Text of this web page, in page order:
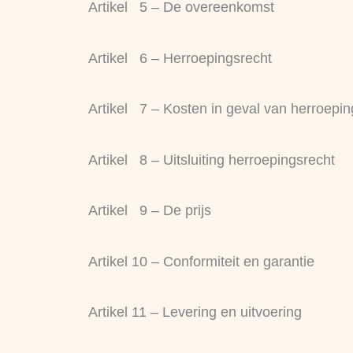
Artikel 5 – De overeenkomst
Artikel 6 – Herroepingsrecht
Artikel 7 – Kosten in geval van
Artikel 8 – Uitsluiting herroepingsrecht
Artikel 9 – De prijs
Artikel 10 – Conformiteit en garantie
Artikel 11 – Levering en uitvoering